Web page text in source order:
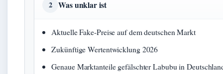
2 Was unklar ist
Aktuelle Fake-Preise auf dem deutschen Markt
Zukünftige Wertentwicklung 2026
Genaue Marktanteile gefälschter Labubu in